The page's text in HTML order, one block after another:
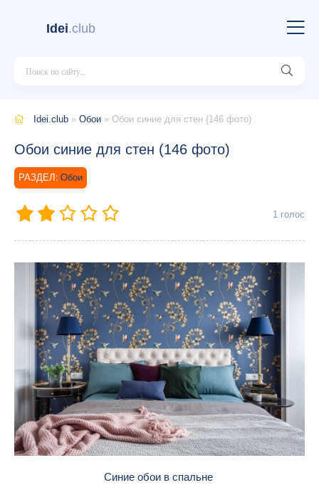
Idei.club
Idei.club » Обои » Обои синие для стен (146 фото)
Обои синие для стен (146 фото)
Обои
1 голос
Синие обои в спальне